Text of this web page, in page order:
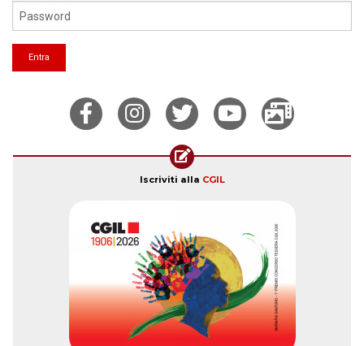
Iscriviti alla CGIL